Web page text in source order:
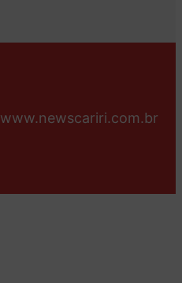
www.newscariri.com.br